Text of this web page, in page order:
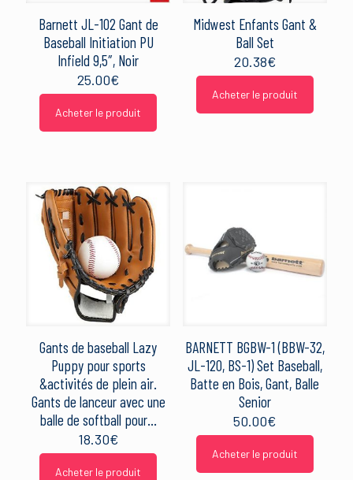
Barnett JL-102 Gant de
Baseball Initiation PU
Infield 9,5″, Noir
25.00€
Acheter le produit
Midwest Enfants Gant &
Ball Set
20.38€
Acheter le produit
Gants de baseball Lazy
Puppy pour sports
&activités de plein air.
Gants de lanceur avec une
balle de softball pour…
18.30€
Acheter le produit
BARNETT BGBW-1 (BBW-32,
JL-120, BS-1) Set Baseball,
Batte en Bois, Gant, Balle
Senior
50.00€
Acheter le produit